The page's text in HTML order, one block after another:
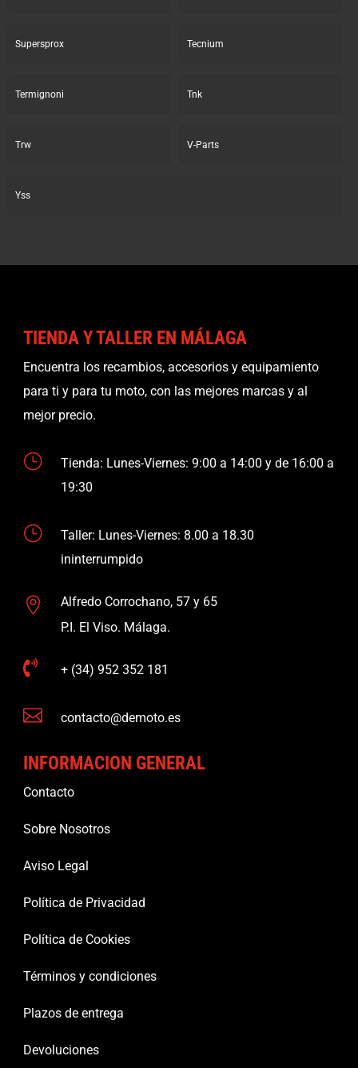
Supersprox Tecnium
Termignoni Tnk
Trw V-Parts
Yss
TIENDA Y TALLER EN MÁLAGA
Encuentra los recambios, accesorios y equipamiento
para ti y para tu moto, con las mejores marcas y al
mejor precio.
}
Tienda: Lunes-Viernes: 9:00 a 14:00 y de 16:00 a
19:30
}
Taller: Lunes-Viernes: 8.00 a 18.30
ininterrumpido

Alfredo Corrochano, 57 y 65
P.I. El Viso. Málaga.
 + (34) 952 352 181
 contacto@demoto.es
INFORMACION GENERAL
Contacto
Sobre Nosotros
Aviso Legal
Política de Privacidad
Política de Cookies
Términos y condiciones
Plazos de entrega
Devoluciones